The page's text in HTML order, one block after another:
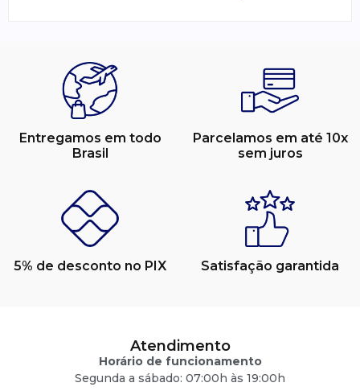
Entregamos em todo
Brasil
Parcelamos em até 10x
sem juros
5% de desconto no PIX Satisfação garantida
Atendimento
Horário de funcionamento
Segunda a sábado: 07:00h às 19:00h